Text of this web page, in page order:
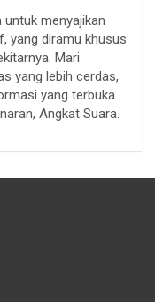
menyajikan
yang diramu khusus
Mari
yang lebih cerdas,
yang terbuka
Angkat Suara.